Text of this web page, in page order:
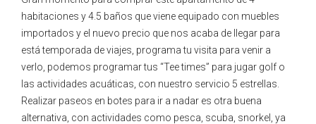
habitaciones y 4.5 baños que viene equipado con muebles
importados y el nuevo precio que nos acaba de llegar para
está temporada de viajes, programa tu visita para venir a
verlo, podemos programar tus “Tee times” para jugar golf o
las actividades acuáticas, con nuestro servicio 5 estrellas.
Realizar paseos en botes para ir a nadar es otra buena
alternativa, con actividades como pesca, scuba, snorkel, ya